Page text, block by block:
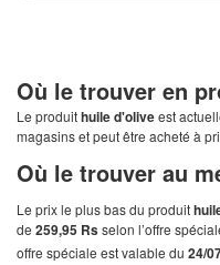
Où le trouver en
Le produithuile d'oliveest
magasins et peut être acheté à
Où le trouver au
Le prix le plus bas du produit
de 259,95 Rsselon l’offre
offre spéciale est valable du 24/